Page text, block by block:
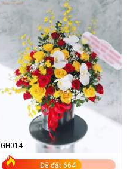
Đã đặt 664
GH014